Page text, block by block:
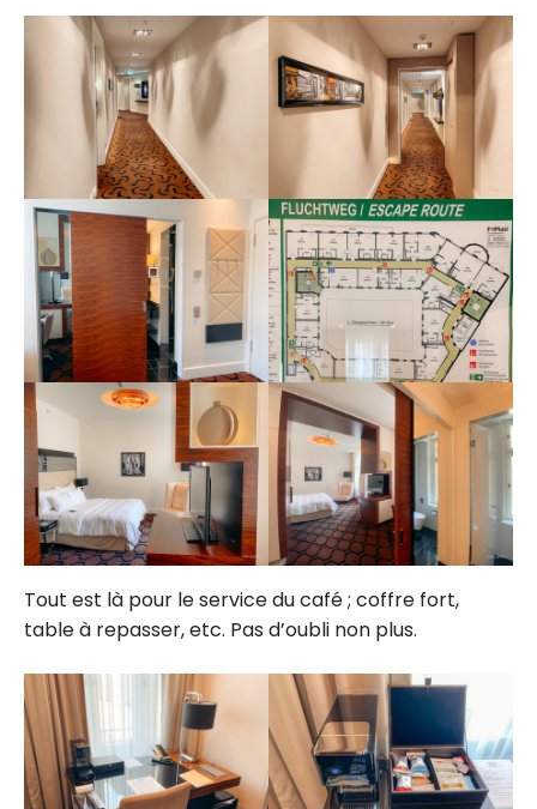
Tout est là pour le service du café ; coffre fort,
table à repasser, etc. Pas d’oubli non plus.